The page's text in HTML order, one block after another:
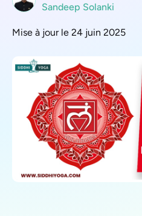
Sandeep Solanki
Mise à jour le 24 juin 2025